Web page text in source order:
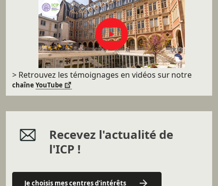
> Retrouvez les témoignages en vidéos surnotre
chaîne YouTube
Recevez l'actualité de
l'ICP !
Je choisis mes centres d'intérêts